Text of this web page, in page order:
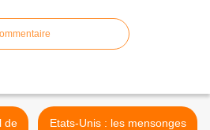
Etats-Unis : les mensonges